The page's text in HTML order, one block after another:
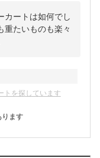
カートは如何でし
重たいものも楽々
トを探しています
ります